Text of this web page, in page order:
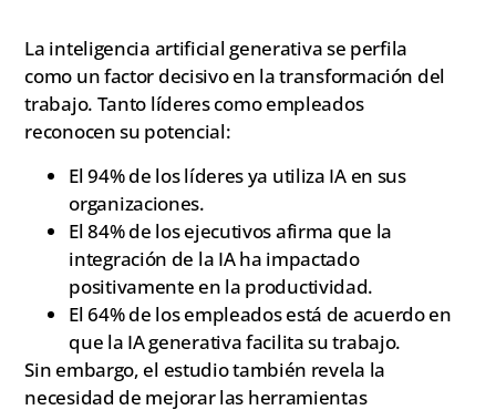
La inteligencia artificial generativa se perfila
como un factor decisivo en la transformación del
trabajo. Tanto líderes como empleados
reconocen su potencial:
El 94% de los líderes ya utiliza IA en sus
organizaciones.
El 84% de los ejecutivos afirma que la
integración de la IA ha impactado
positivamente en la productividad.
El 64% de los empleados está de acuerdo en
que la IA generativa facilita su trabajo.
Sin embargo, el estudio también revela la
necesidad de mejorar las herramientas